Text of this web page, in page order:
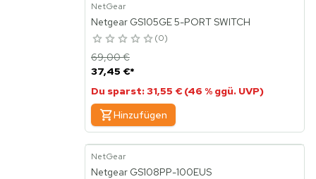
NetGear
Netgear GS105GE 5-PORT SWITCH
0
37,45 €*
69,00 €
Du sparst: 31,55 € (46 % ggü. UVP)
Hinzufügen
NetGear
Netgear GS108PP-100EUS